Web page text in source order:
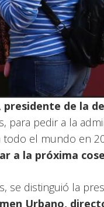
presidente de la
para pedir a la
el mundo en
a la próxima
se distinguió la
Urbano,